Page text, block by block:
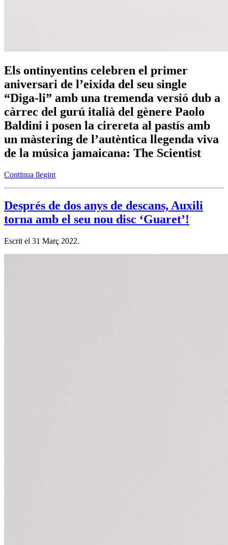
Els ontinyentins celebren el primer
aniversari de l’eixida del seu single
“Diga-li” amb una tremenda versió dub a
càrrec del gurú italià del gènere Paolo
Baldini i posen la cirereta al pastís amb
un màstering de l’autèntica llegenda viva
de la música jamaicana: The Scientist
Continua llegint
Després de dos anys de descans, Auxili
torna amb el seu nou disc ‘Guaret’!
Escrit el 31 Març 2022.